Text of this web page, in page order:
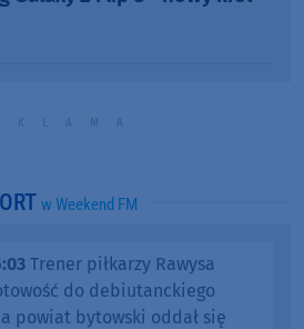
w Weekend FM
Trener piłkarzy Rawysa
do debiutanckiego
powiat bytowski oddał się